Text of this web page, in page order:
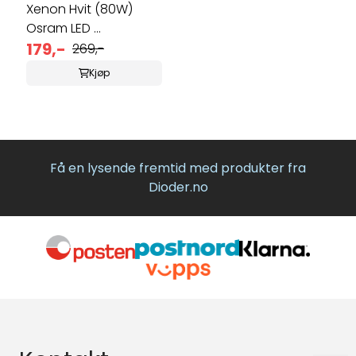
Xenon Hvit (80W)
Osram LED ...
179,- 269,-
Kjøp
Få en lysende fremtid med produkter fra
Dioder.no